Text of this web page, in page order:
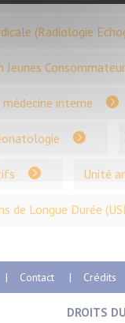
(Radiologie
médecine interne
Unité
de Longue Durée
Contact Crédits
DROITS